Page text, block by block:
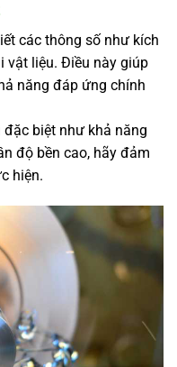
các thông số như kích
vật liệu. Điều này giúp
năng đáp ứng chính
đặc biệt như khả năng
độ bền cao, hãy đảm
hiện.